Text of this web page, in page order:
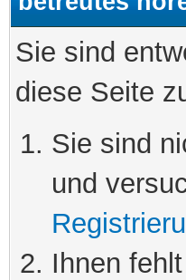
Sie sind
diese Seite
Sie sind
und
Ihnen